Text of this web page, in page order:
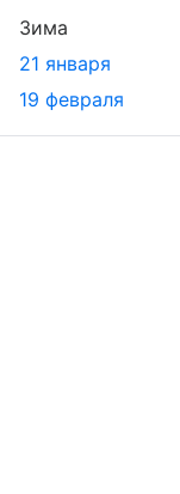
Зима
21 января
19 февраля